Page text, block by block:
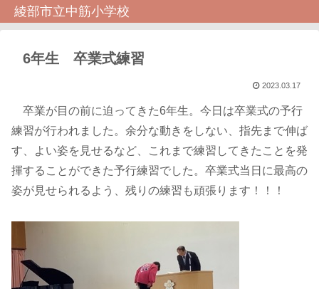
綾部市立中筋小学校
6年生 卒業式練習
2023.03.17
卒業が目の前に迫ってきた6年生。今日は卒業式の予行
練習が行われました。余分な動きをしない、指先まで伸ば
す、よい姿を見せるなど、これまで練習してきたことを発
揮することができた予行練習でした。卒業式当日に最高の
姿が見せられるよう、残りの練習も頑張ります！！！